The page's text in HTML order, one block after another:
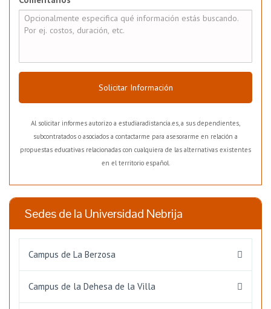
Solicitar Información
Al solicitar informes autorizo a estudiaradistancia.es, a sus dependientes,
subcontratados o asociados a contactarme para asesorarme en relación a
propuestas educativas relacionadas con cualquiera de las alternativas existentes
en el territorio español.
Sedes de la Universidad Nebrija
Campus de La Berzosa
Campus de la Dehesa de la Villa